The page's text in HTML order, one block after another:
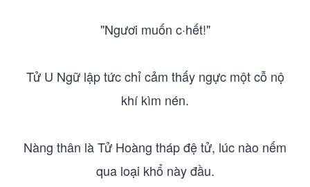
"Ngươi muốn c·hết!"
Tử U Ngữ lập tức chỉ cảm thấy ngực một cỗ nộ
khí kìm nén.
Nàng thân là Tử Hoàng tháp đệ tử, lúc nào nếm
qua loại khổ này đầu.